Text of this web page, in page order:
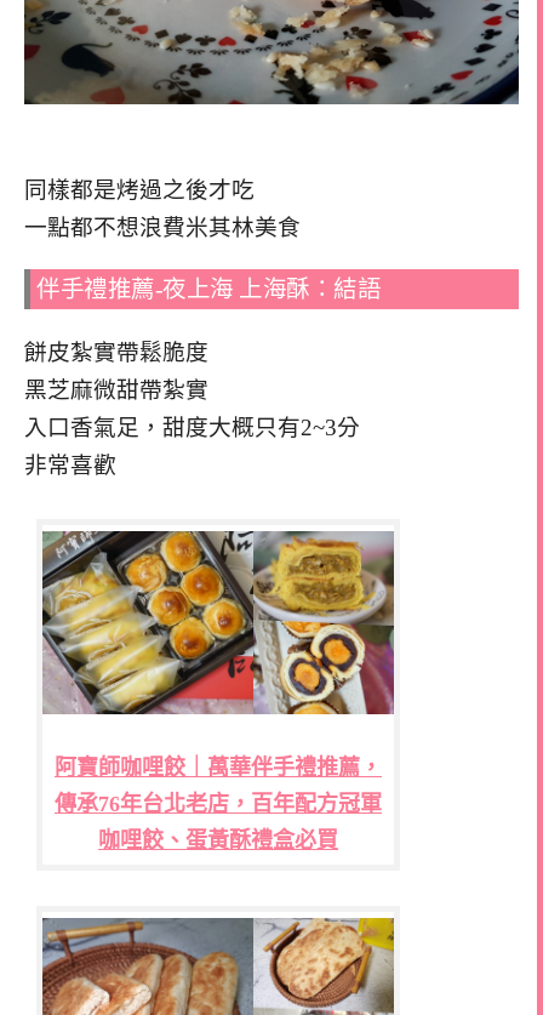
同樣都是烤過之後才吃
一點都不想浪費米其林美食
伴手禮推薦-夜上海 上海酥：結語
餅皮紮實帶鬆脆度
黑芝麻微甜帶紮實
入口香氣足，甜度大概只有2~3分
非常喜歡
阿寶師咖哩餃｜萬華伴手禮推薦，
傳承76年台北老店，百年配方冠軍
咖哩餃、蛋黃酥禮盒必買